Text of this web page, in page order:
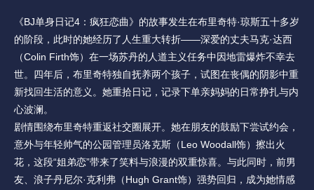
《BJ单身日记4：疯狂恋曲》的故事发生在布里奇特·琼斯五十多岁
的阶段，此时的她经历了人生重大转折——深爱的丈夫马克·达西
（Colin Firth饰）在一场苏丹的人道主义任务中因地雷爆炸不幸去
世。四年后，布里奇特独自抚养两个孩子，试图在丧偶的阴影中重
新找回生活的意义。她重拾日记，记录下单亲妈妈的日常挣扎与内
心波澜。
剧情围绕布里奇特重返社交圈展开。她在朋友的鼓励下尝试约会，
意外与年轻帅气的公园管理员洛克斯（Leo Woodall饰）擦出火
花，这段“姐弟恋”带来了笑料与浪漫的双重惊喜。与此同时，前男
友、浪子丹尼尔·克利弗（Hugh Grant饰）强势回归，成为她情感